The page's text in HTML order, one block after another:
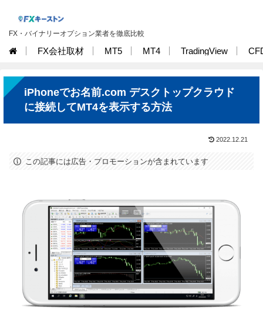
FX・バイナリーオプション業者を徹底比較
FX会社取材 MT5 MT4 TradingView
iPhoneでお名前.com デスクトップクラウド
に接続してMT4を表示する方法
2022.12.21
この記事には広告・プロモーションが含まれています